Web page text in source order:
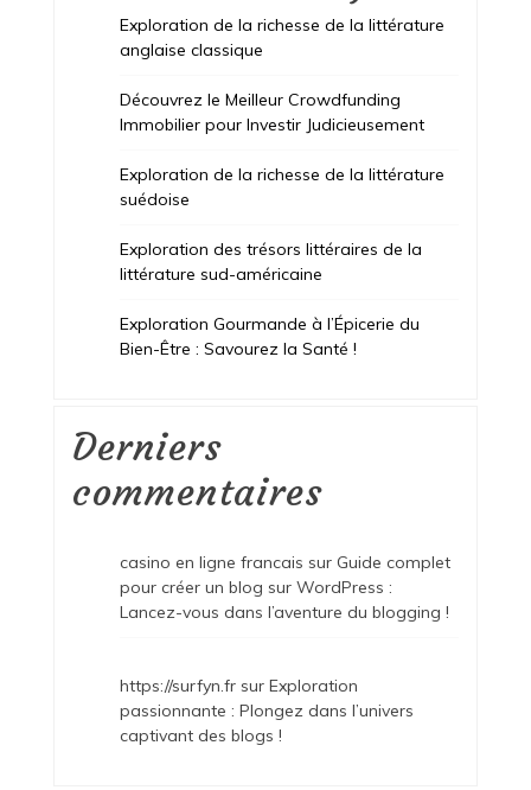
Exploration de la richesse de la littérature
anglaise classique
Découvrez le Meilleur Crowdfunding
Immobilier pour Investir Judicieusement
Exploration de la richesse de la littérature
suédoise
Exploration des trésors littéraires de la
littérature sud-américaine
Exploration Gourmande à l’Épicerie du
Bien-Être : Savourez la Santé !
Derniers
commentaires
casino en ligne francais sur Guide complet
pour créer un blog sur WordPress :
Lancez-vous dans l’aventure du blogging !
https://surfyn.frsur Exploration
passionnante : Plongez dans l’univers
captivant des blogs !